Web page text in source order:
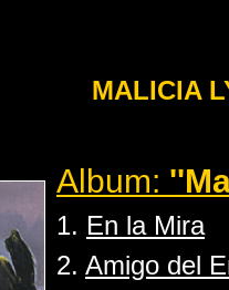
MALICIA
Album:
1. En la Mira
2. Amigo del